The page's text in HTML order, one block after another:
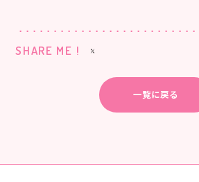
SHARE ME !
一覧に戻る